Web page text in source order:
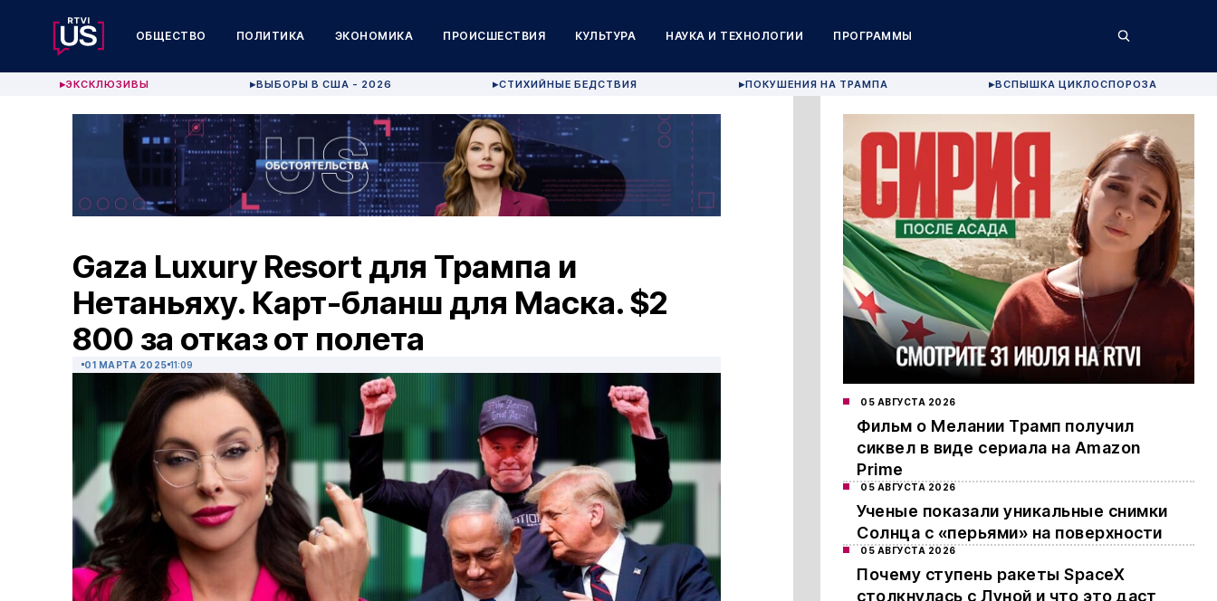
ОБЩЕСТВО ПОЛИТИКА ЭКОНОМИКА ПРОИСШЕСТВИЯ КУЛЬТУРА НАУКА И ТЕХНОЛОГИИ ПРОГРАММЫ
▶ЭКСКЛЮЗИВЫ ▶ВЫБОРЫ В США - 2026 ▶СТИХИЙНЫЕ БЕДСТВИЯ ▶ПОКУШЕНИЯ НА ТРАМПА ▶ВСПЫШКА ЦИКЛОСПОРОЗА
Gaza Luxury Resort для Трампа и
Нетаньяху. Карт-бланш для Маска. $2
800 за отказ от полета
01 МАРТА 2025 11:09
05 АВГУСТА 2026
Фильм о Мелании Трамп получил
сиквел в виде сериала на Amazon
Prime
05 АВГУСТА 2026
Ученые показали уникальные снимки
Солнца с «перьями» на поверхности
05 АВГУСТА 2026
Почему ступень ракеты SpaceX
столкнулась с Луной и что это даст